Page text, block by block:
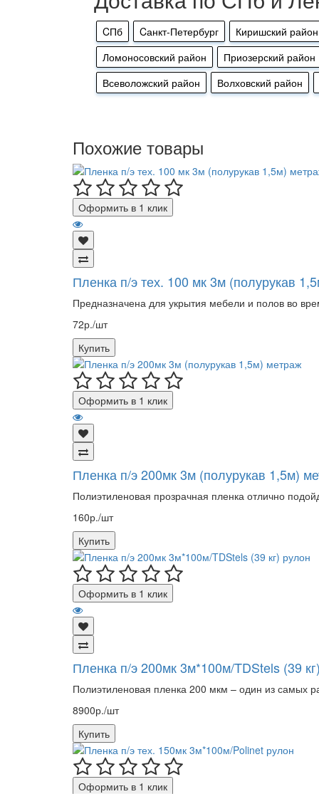
CПб Cанкт-Петербург Киришский район
Ломоносовский район
Приозерский район
Всеволожский район
Волховский район
Похожие товары
Оформить в 1 клик
Пленка п/э тех. 100 мк 3м (полурукав
Предназначена для укрытия мебели и полов во
72р./шт
Купить
Оформить в 1 клик
Пленка п/э 200мк 3м (полурукав 1,5м)
Полиэтиленовая прозрачная пленка отлично
160р./шт
Купить
Оформить в 1 клик
Пленка п/э 200мк 3м*100м/TDStels (39
Полиэтиленовая пленка 200 мкм – один из самых
8900р./шт
Купить
Оформить в 1 клик